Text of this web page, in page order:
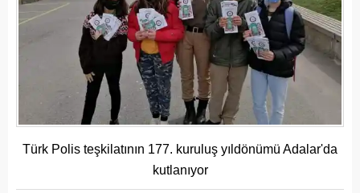
Türk Polis teşkilatının 177. kuruluş yıldönümü Adalar'da
kutlanıyor